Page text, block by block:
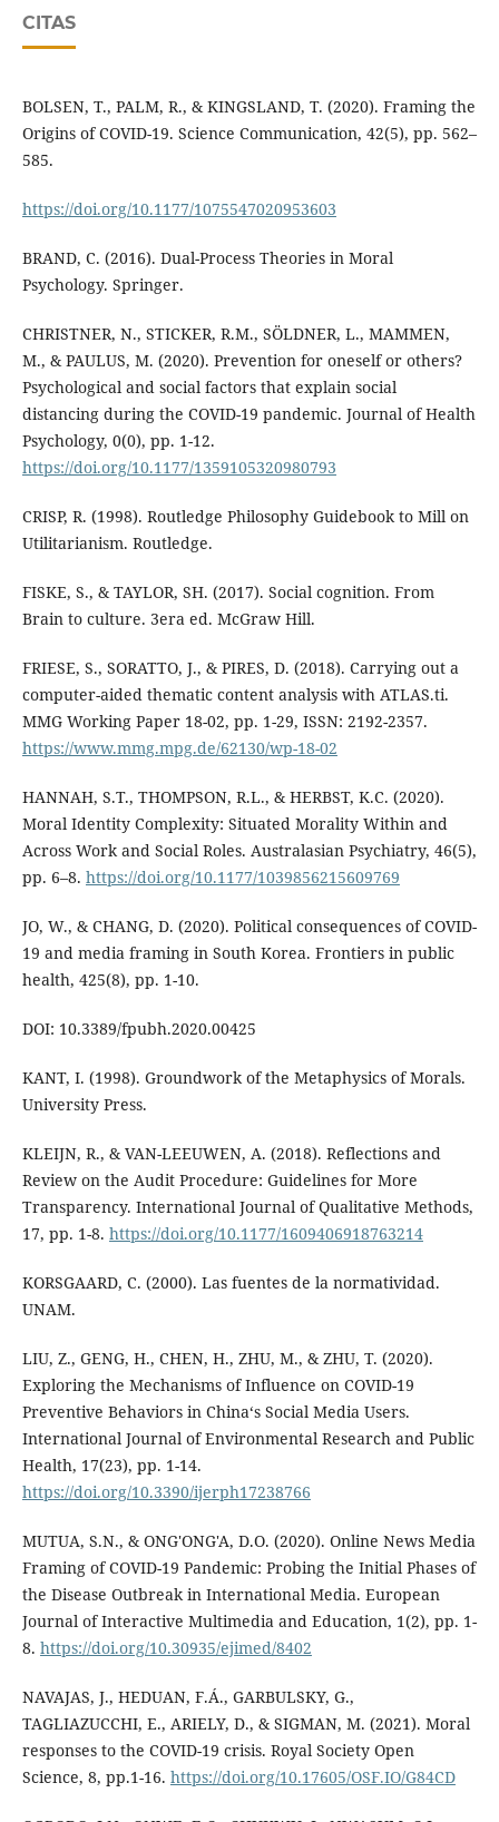
CITAS
BOLSEN, T., PALM, R., & KINGSLAND, T. (2020). Framing the
Origins of COVID-19. Science Communication, 42(5), pp. 562–
585.
https://doi.org/10.1177/1075547020953603
BRAND, C. (2016). Dual-Process Theories in Moral
Psychology. Springer.
CHRISTNER, N., STICKER, R.M., SÖLDNER, L., MAMMEN,
M., & PAULUS, M. (2020). Prevention for oneself or others?
Psychological and social factors that explain social
distancing during the COVID-19 pandemic. Journal of Health
Psychology, 0(0), pp. 1-12.
https://doi.org/10.1177/1359105320980793
CRISP, R. (1998). Routledge Philosophy Guidebook to Mill on
Utilitarianism. Routledge.
FISKE, S., & TAYLOR, SH. (2017). Social cognition. From
Brain to culture. 3era ed. McGraw Hill.
FRIESE, S., SORATTO, J., & PIRES, D. (2018). Carrying out a
computer-aided thematic content analysis with ATLAS.ti.
MMG Working Paper 18-02, pp. 1-29, ISSN: 2192-2357.
https://www.mmg.mpg.de/62130/wp-18-02
HANNAH, S.T., THOMPSON, R.L., & HERBST, K.C. (2020).
Moral Identity Complexity: Situated Morality Within and
Across Work and Social Roles. Australasian Psychiatry, 46(5),
pp. 6–8. https://doi.org/10.1177/1039856215609769
JO, W., & CHANG, D. (2020). Political consequences of COVID-
19 and media framing in South Korea. Frontiers in public
health, 425(8), pp. 1-10.
DOI: 10.3389/fpubh.2020.00425
KANT, I. (1998). Groundwork of the Metaphysics of Morals.
University Press.
KLEIJN, R., & VAN-LEEUWEN, A. (2018). Reflections and
Review on the Audit Procedure: Guidelines for More
Transparency. International Journal of Qualitative Methods,
17, pp. 1-8. https://doi.org/10.1177/1609406918763214
KORSGAARD, C. (2000). Las fuentes de la normatividad.
UNAM.
LIU, Z., GENG, H., CHEN, H., ZHU, M., & ZHU, T. (2020).
Exploring the Mechanisms of Influence on COVID-19
Preventive Behaviors in China‘s Social Media Users.
International Journal of Environmental Research and Public
Health, 17(23), pp. 1-14.
https://doi.org/10.3390/ijerph17238766
MUTUA, S.N., & ONG'ONG'A, D.O. (2020). Online News Media
Framing of COVID-19 Pandemic: Probing the Initial Phases of
the Disease Outbreak in International Media. European
Journal of Interactive Multimedia and Education, 1(2), pp. 1-
8. https://doi.org/10.30935/ejimed/8402
NAVAJAS, J., HEDUAN, F.Á., GARBULSKY, G.,
TAGLIAZUCCHI, E., ARIELY, D., & SIGMAN, M. (2021). Moral
responses to the COVID-19 crisis. Royal Society Open
Science, 8, pp.1-16. https://doi.org/10.17605/OSF.IO/G84CD